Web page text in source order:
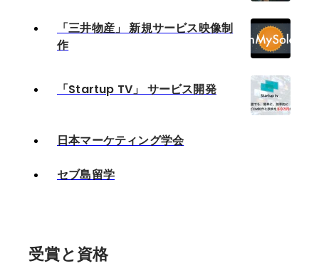
「三井物産」 新規サービス映像制
作
「Startup TV」 サービス開発
日本マーケティング学会
セブ島留学
受賞と資格